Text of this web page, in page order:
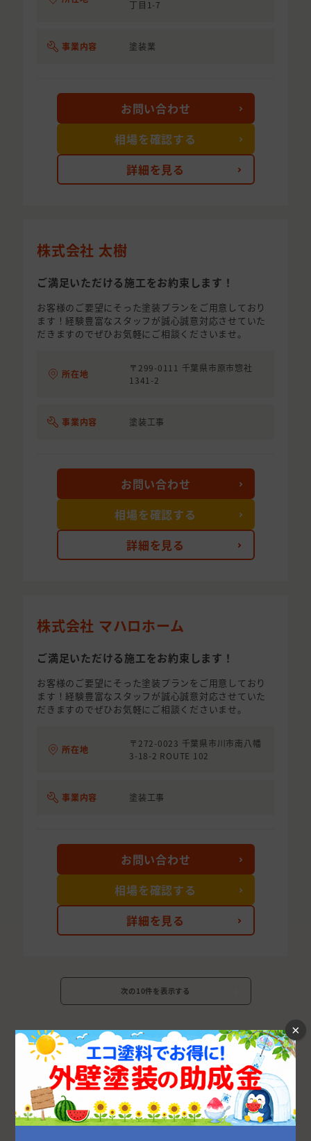
丁目1-7
事業内容 塗装業
詳細を見る
お問い合わせ
相場を確認する
株式会社 太樹
ご満足いただける施工をお約束します！
お客様のご要望にそった塗装プランをご用意しており
ます！経験豊富なスタッフが誠心誠意対応させていた
だきますのでぜひお気軽にご相談くださいませ。
所在地
〒299-0111 千葉県市原市惣社
1341-2
事業内容 塗装工事
詳細を見る
お問い合わせ
相場を確認する
株式会社 マハロホーム
ご満足いただける施工をお約束します！
お客様のご要望にそった塗装プランをご用意しており
ます！経験豊富なスタッフが誠心誠意対応させていた
だきますのでぜひお気軽にご相談くださいませ。
所在地
〒272-0023 千葉県市川市南八幡
3-18-2 ROUTE 102
事業内容 塗装工事
詳細を見る
お問い合わせ
相場を確認する
次の10件を表示する
千葉県の市区町村から外壁塗装業者を探す
千葉市 船橋市 松戸市 市川市
柏市
×